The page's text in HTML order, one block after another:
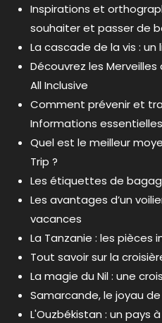
Inspirations et
souhaiter et passer de
La cascade de la vis : un
Découvrez les
All Inclusive
Comment prévenir et
Informations
Quel est le meilleur
Trip ?
Les étiquettes de
Les avantages d’un
vacances
La Tanzanie : les pièces
Tout savoir sur la
La magie du Nil : une
Samarcande, le joyau
L'Ouzbékistan : un pays